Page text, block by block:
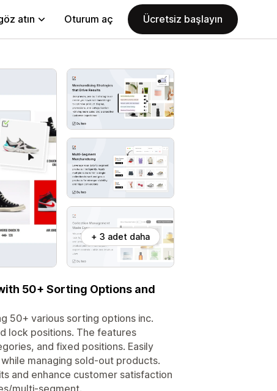
atın Oturum aç Ücretsiz başlayın
+ 3 adet daha
50+ Sorting Options and
50+ various sorting options inc.
lock positions. The features
and fixed positions. Easily
managing sold-out products.
and enhance customer satisfaction
multi-segment.